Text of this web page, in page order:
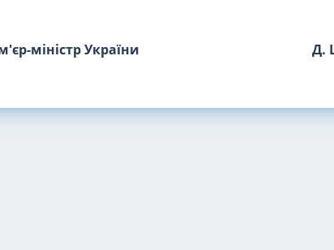
міністр України
Д.